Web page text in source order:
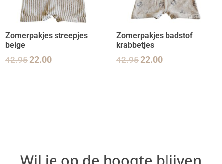
Zomerpakjes streepjes
beige
42.9522.00
Zomerpakjes badstof
krabbetjes
42.9522.00
Wil je op de hoogte blijven